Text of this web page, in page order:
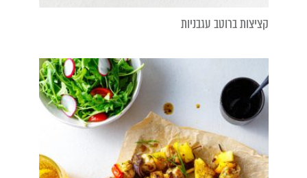
קציצות ברוטב עגבניות